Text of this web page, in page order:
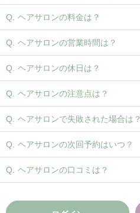
ヘアサロンの料金は？
ヘアサロンの営業時間は？
ヘアサロンの休日は？
ヘアサロンの注意点は？
ヘアサロンで失敗された場合は？
ヘアサロンの次回予約はいつ？
ヘアサロンの口コミは？